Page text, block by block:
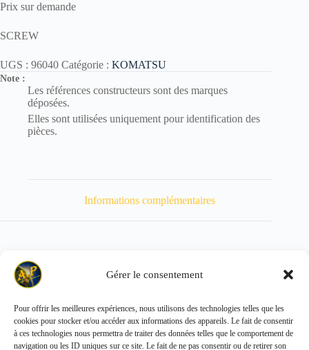
Gérer le consentement
Pour offrir les meilleures expériences, nous utilisons des technologies telles que les
cookies pour stocker et/ou accéder aux informations des appareils. Le fait de consentir
à ces technologies nous permettra de traiter des données telles que le comportement de
navigation ou les ID uniques sur ce site. Le fait de ne pas consentir ou de retirer son
Prix sur demande
SCREW
UGS : 96040 Catégorie : KOMATSU
Note :
Les références constructeurs sont des marques
déposées.
Elles sont utilisées uniquement pour identification des
pièces.
Informations complémentaires
Poids 175 kg
Copyright © 2026 - ALL PARTS FRANCE SAS